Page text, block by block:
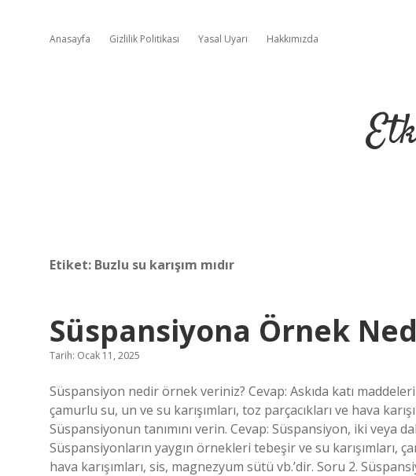
Anasayfa Gizlilik Politikası Yasal Uyarı Hakkımızda
Etiket: Buzlu su karışım mıdır
Süspansiyona Örnek
Tarih: Ocak 11, 2025
Süspansiyon nedir örnek veriniz? Cevap: Askıda katı
çamurlu su, un ve su karışımları, toz parçacıkları ve hava
Süspansiyonun tanımını verin. Cevap: Süspansiyon, iki veya
Süspansiyonların yaygın örnekleri tebeşir ve su karışımları,
hava karışımları, sis, magnezyum sütü vb.’dir. Soru 2.